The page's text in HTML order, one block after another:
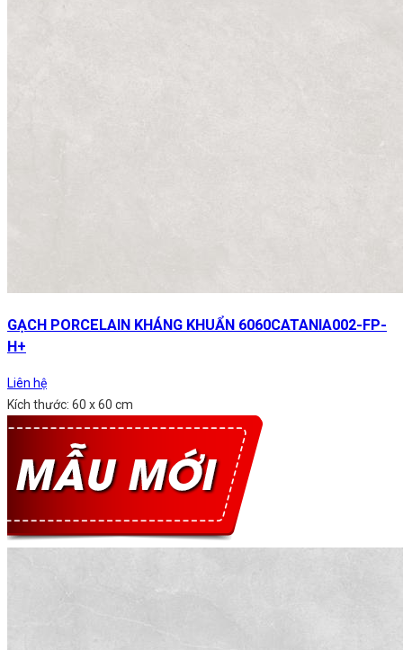
GẠCH PORCELAIN KHÁNG KHUẨN 6060CATANIA002-FP-
H+
Liên hệ
Kích thước: 60 x 60 cm